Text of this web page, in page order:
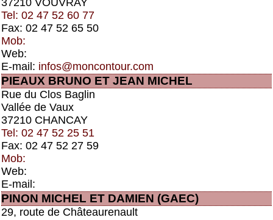
37210 VOUVRAY
Tel: 02 47 52 60 77
Fax: 02 47 52 65 50
Mob:
Web:
E-mail: infos@moncontour.com
PIEAUX BRUNO ET JEAN MICHEL
Rue du Clos Baglin
Vallée de Vaux
37210 CHANCAY
Tel: 02 47 52 25 51
Fax: 02 47 52 27 59
Mob:
Web:
E-mail:
PINON MICHEL ET DAMIEN (GAEC)
29, route de Châteaurenault